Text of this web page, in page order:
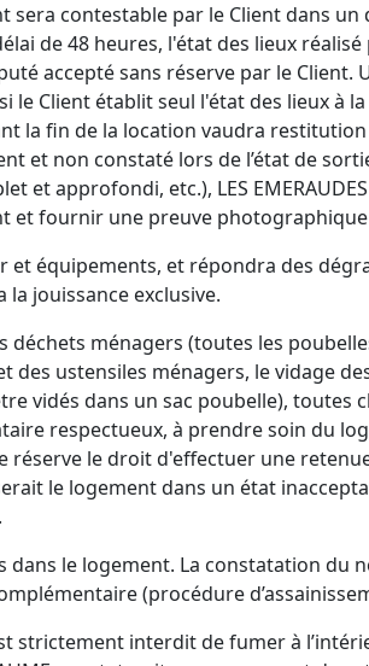
contestable par le Client dans
de 48 heures, l'état des lieux réalisé
accepté sans réserve par le Client.
le Client établit seul l'état des lieux à
la fin de la location vaudra
et non constaté lors de l’état de
approfondi, etc.), LES
et fournir une preuve
et équipements, et répondra des
jouissance exclusive.
déchets ménagers (toutes les
des ustensiles ménagers, le vidage
vidés dans un sac poubelle), toutes
respectueux, à prendre soin du
réserve le droit d'effectuer une
le logement dans un état
le logement. La constatation
(procédure
strictement interdit de fumer à